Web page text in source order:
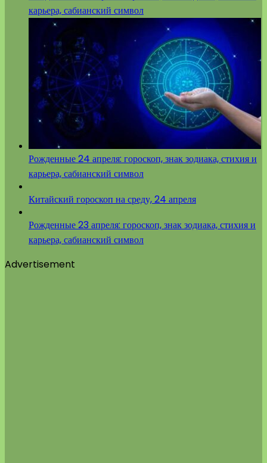
карьера, сабианский символ
Рожденные 24 апреля: гороскоп, знак зодиака, стихия и
карьера, сабианский символ
Китайский гороскоп на среду, 24 апреля
Рожденные 23 апреля: гороскоп, знак зодиака, стихия и
карьера, сабианский символ
Advertisement